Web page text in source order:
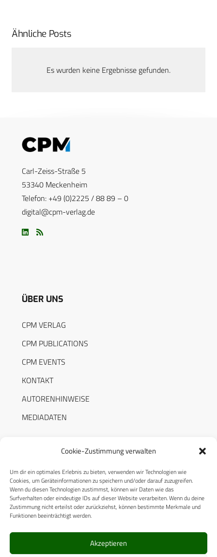
Cookie-Zustimmung verwalten
Um dir ein optimales Erlebnis zu bieten, verwenden wir Technologien wie
Cookies, um Geräteinformationen zu speichern und/oder darauf zuzugreifen.
Wenn du diesen Technologien zustimmst, können wir Daten wie das
Surfverhalten oder eindeutige IDs auf dieser Website verarbeiten. Wenn du deine
Zustimmung nicht erteilst oder zurückziehst, können bestimmte Merkmale und
Funktionen beeinträchtigt werden.
Akzeptieren
Ähnliche Posts
Es wurden keine Ergebnisse gefunden.
Carl-Zeiss-Straße 5
53340 Meckenheim
Telefon: +49 (0)2225 / 88 89 – 0
digital@cpm-verlag.de
ÜBER UNS
CPM VERLAG
CPM PUBLICATIONS
CPM EVENTS
KONTAKT
AUTORENHINWEISE
MEDIADATEN
RECHTLICHES
Datenschutzerklärung
Cookie-Richtlinie (EU)